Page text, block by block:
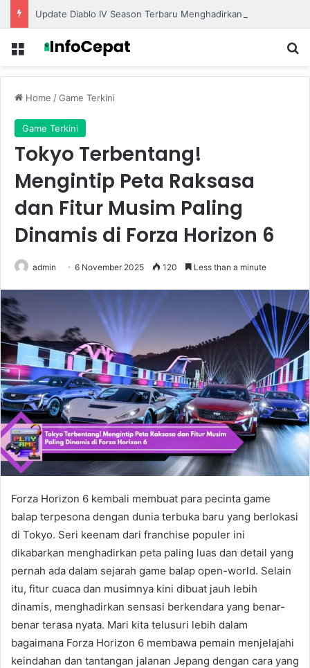
Menu
Home /Game Terkini
Game Terkini
Tokyo Terbentang!
Mengintip Peta Raksasa
dan Fitur Musim Paling
Dinamis di Forza Horizon 6
admin 6 November 2025 120 Less than a minute
Forza Horizon 6 kembali membuat para pecinta game
balap terpesona dengan dunia terbuka baru yang berlokasi
di Tokyo. Seri keenam dari franchise populer ini
dikabarkan menghadirkan peta paling luas dan detail yang
pernah ada dalam sejarah game balap open-world. Selain
itu, fitur cuaca dan musimnya kini dibuat jauh lebih
dinamis, menghadirkan sensasi berkendara yang benar-
benar terasa nyata. Mari kita telusuri lebih dalam
bagaimana Forza Horizon 6 membawa pemain menjelajahi
keindahan dan tantangan jalanan Jepang dengan cara yang